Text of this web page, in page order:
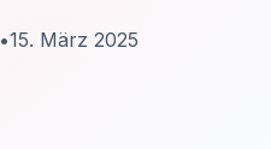
•15. März 2025